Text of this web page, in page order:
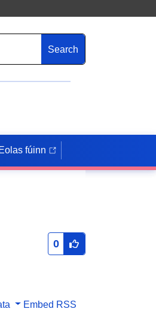
Search
Eolas fúinn
0
Embed RSS